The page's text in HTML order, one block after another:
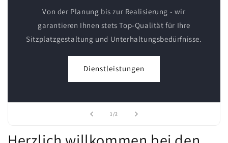
Von der Planung bis zur Realisierung - wir
garantieren Ihnen stets Top-Qualität für Ihre
Sitzplatzgestaltung und Unterhaltungsbedürfnisse.
Dienstleistungen
1/von
2